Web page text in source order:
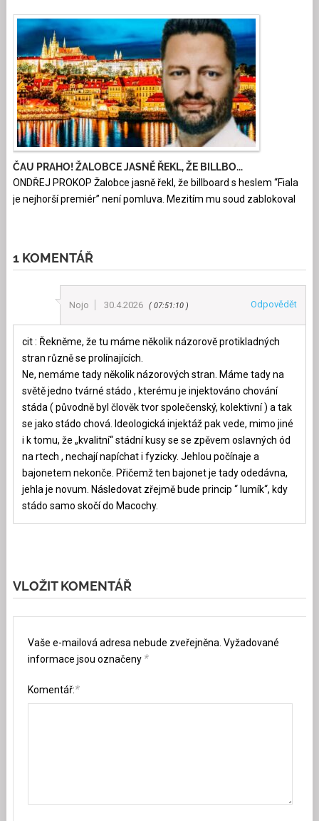
ČAU PRAHO! ŽALOBCE JASNĚ ŘEKL, ŽE BILLBO...
ONDŘEJ PROKOP Žalobce jasně řekl, že billboard s heslem “Fiala
je nejhorší premiér” není pomluva. Mezitím mu soud zablokoval
1 KOMENTÁŘ
Nojo 30.4.2026 07:51:10 Odpovědět
cit : Řekněme, že tu máme několik názorově protikladných
stran různě se prolínajících.
Ne, nemáme tady několik názorových stran. Máme tady na
světě jedno tvárné stádo , kterému je injektováno chování
stáda ( původně byl člověk tvor společenský, kolektivní ) a tak
se jako stádo chová. Ideologická injektáž pak vede, mimo jiné
i k tomu, že „kvalitní“ stádní kusy se se zpěvem oslavných ód
na rtech , nechají napíchat i fyzicky. Jehlou počínaje a
bajonetem nekonče. Přičemž ten bajonet je tady odedávna,
jehla je novum. Následovat zřejmě bude princip “ lumík“, kdy
stádo samo skočí do Macochy.
VLOŽIT KOMENTÁŘ
Vaše e-mailová adresa nebude zveřejněna. Vyžadované
informace jsou označeny *
Komentář:*